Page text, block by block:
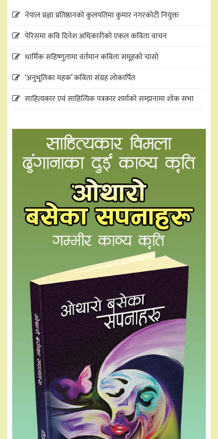
नेपाल प्रज्ञा प्रतिष्ठानको कुलपतिमा कुमार नगरकोटी नियुक्त
पेरिसमा कवि दिनेश अधिकारीको एकल कविता वाचन
धार्मिक सहिष्णुतामा वर्तमान कविता समूहको चासो
‘अनुभूतिका महक’ कविता संग्रह लोकार्पित
साहित्यकार एवं साहित्यिक पत्रकार शर्माको सम्झनामा शोक सभा